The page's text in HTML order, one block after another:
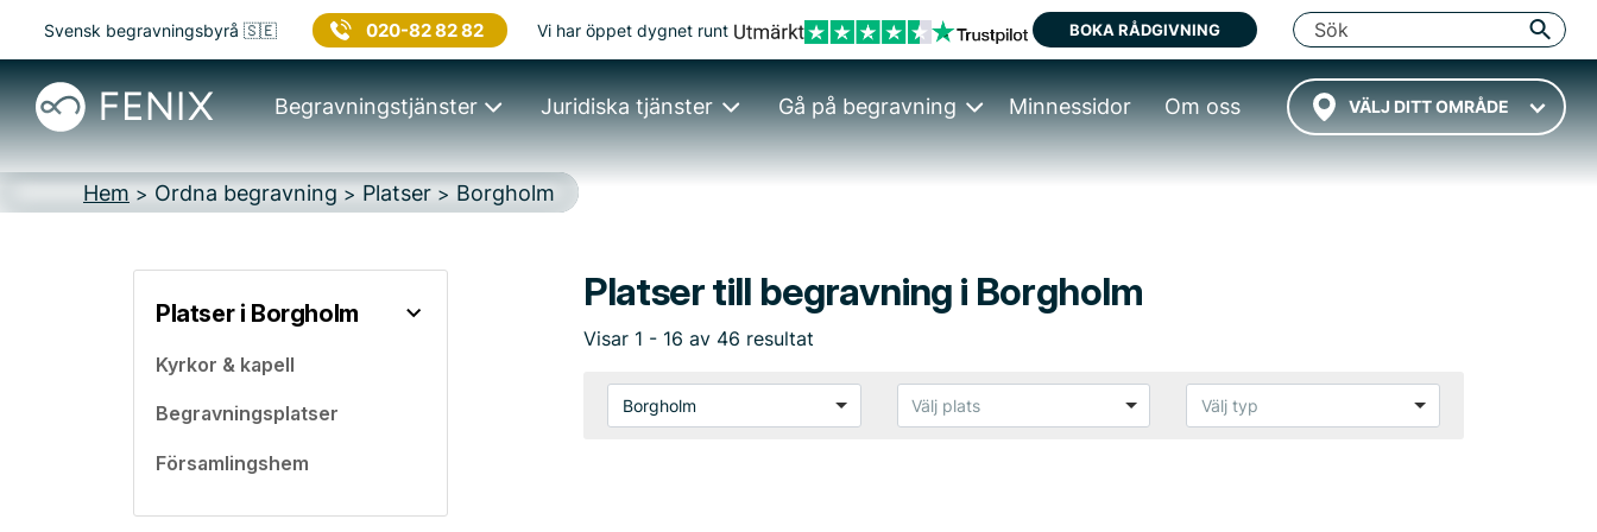
Svensk begravningsbyrå 🇸🇪 020-82 82 82 Vi har öppet dygnet runt BOKA RÅDGIVNING
VÄLJ DITT OMRÅDE
Begravningstjänster Juridiska tjänster Gå på begravning Minnessidor Om oss
Hem > Ordna begravning > Platser > Borgholm
Platser i Borgholm
Kyrkor & kapell
Begravningsplatser
Församlingshem
Platser till begravning i Borgholm
Visar 1 - 16 av 46 resultat
Borgholm Välj plats Välj typ